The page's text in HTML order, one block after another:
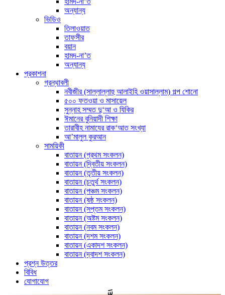
অন্যান্য
ভিডিও
তিলাওয়াত
তাফসীর
বয়ান
হামদ-না’ত
অন্যান্য
প্রকাশনা
গ্রন্থাবলী
নবীজীর (সাল্লাল্লাহু আলাইহি ওয়াসাল্লাম) গল্প শোনো
৫০০ ফতওয়া ও মাসায়েল
সুন্নাহ সম্মত দু‘আ ও যিকির
ঈমানের বুনিয়াদী শিক্ষা
তারাবীহ নামাযের রাক‘আত সংখ্যা
আ’মালুল কুরআন
সাময়িকী
বাতায়ন (প্রথম সংকলন)
বাতায়ন (দ্বিতীয় সংকলন)
বাতায়ন (তৃতীয় সংকলন)
বাতায়ন (চতুর্থ সংকলন)
বাতায়ন (পঞ্চম সংকলন)
বাতায়ন (ষষ্ঠ সংকলন)
বাতায়ন (সপ্তম সংকলন)
বাতায়ন (অষ্টম সংকলন)
বাতায়ন (নবম সংকলন)
বাতায়ন (দশম সংকলন)
বাতায়ন (একাদশ সংকলন)
বাতায়ন (দ্বাদশ সংকলন)
প্রশ্ন উত্তর
বিবিধ
যোগাযোগ